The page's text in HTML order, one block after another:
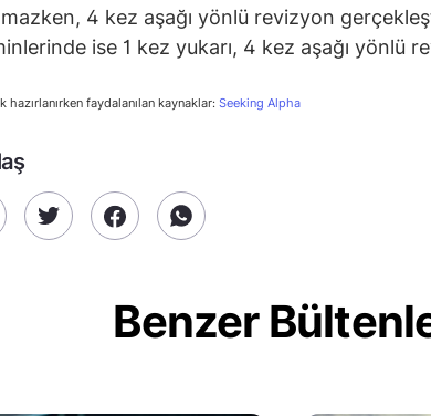
4 kez aşağı yönlü revizyon
ise 1 kez yukarı, 4 kez aşağı yönlü
hazırlanırken faydalanılan kaynaklar: Seeking Alpha
Benzer